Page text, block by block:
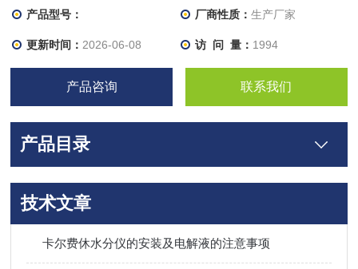
产品型号： 厂商性质： 生产厂家
更新时间： 2026-06-08 访 问 量： 1994
产品咨询 联系我们
产品目录
技术文章
卡尔费休水分仪的安装及电解液的注意事项